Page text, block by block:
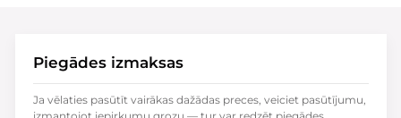
Piegādes izmaksas
Ja vēlaties pasūtīt vairākas dažādas preces, veiciet pasūtījumu,